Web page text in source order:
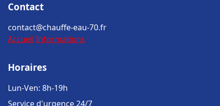
Contact
contact@chauffe-eau-70.fr
Accueil Informations
Horaires
Lun-Ven: 8h-19h
Service d'urgence 24/7